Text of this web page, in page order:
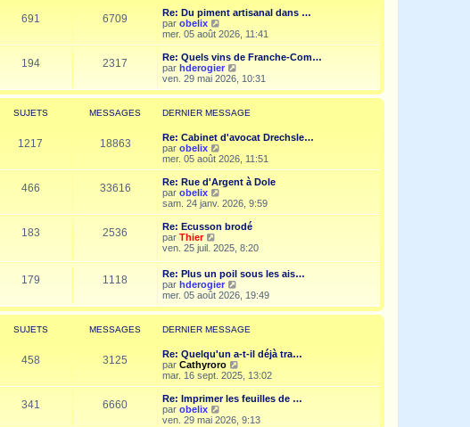
e
s
a
g
e
e
r
m
e
s
s
a
g
e
e
n
i
e
r
m
e
s
g
691 6709
Re: Du piment artisanal dans …
par obelix
o
i
r
l
e
e
r
n
e
m
e
s
a
g
e
mer. 05 août 2026, 11:41
194 2317
Re: Quels vins de Franche-Com…
par hderogier
o
i
r
l
e
n
i
e
m
e
s
a
g
e
ven. 29 mai 2026, 10:31
SUJETS MESSAGES DERNIER MESSAGE
1217 18863
Re: Cabinet d'avocat Drechsle…
par obelix
o
i
r
e
e
r
n
i
e
r
m
e
s
s
a
e
mer. 05 août 2026, 11:51
466 33616
Re: Rue d'Argent à Dole
par obelix
o
i
r
e
e
r
n
i
e
m
s
s
a
g
e
sam. 24 janv. 2026, 9:59
183 2536
Re: Ecusson brodé
par Thier
o
e
d
e
n
e
r
m
e
s
s
a
ven. 25 juil. 2025, 8:20
179 1118
Re: Plus un poil sous les ais…
par hderogier
o
i
r
l
e
r
n
i
e
m
mer. 05 août 2026, 19:49
SUJETS MESSAGES DERNIER MESSAGE
458 3125
Re: Quelqu'un a-t-il déjà tra…
par Cathyroro
o
i
r
e
mar. 16 sept. 2025, 13:02
341 6660
Re: Imprimer les feuilles de …
par obelix
o
ven. 29 mai 2026, 9:13